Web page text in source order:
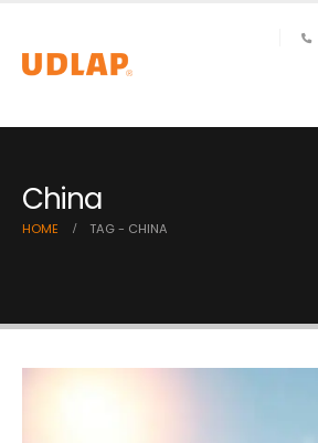
China
HOME TAG - CHINA